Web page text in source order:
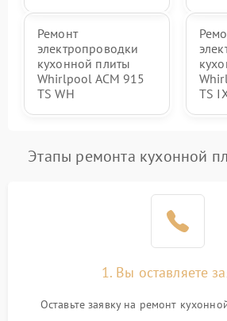
Ремонт
электропроводки
кухонной плиты
Whirlpool ACM 915
TS WH
TS
Этапы ремонта кухонной
1. Вы оставляете
Оставьте заявку на ремонт